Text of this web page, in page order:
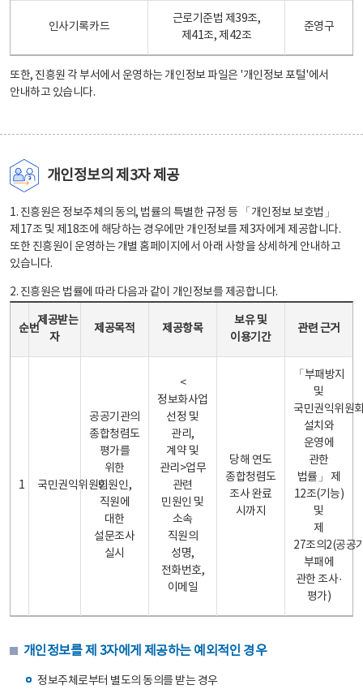
인사기록카드
근로기준법 제39조,
제41조, 제42조
준영구
또한, 진흥원 각 부서에서 운영하는 개인정보 파일은 '개인정보 포털'에서
안내하고 있습니다.
개인정보의 제3자 제공
1. 진흥원은 정보주체의 동의, 법률의 특별한 규정 등 「개인정보 보호법」
제17조 및 제18조에 해당하는 경우에만 개인정보를 제3자에게 제공합니다.
또한 진흥원이 운영하는 개별 홈페이지에서 아래 사항을 상세하게 안내하고
있습니다.
2. 진흥원은 법률에 따라 다음과 같이 개인정보를 제공합니다.
순번
제공받는
자
제공목적 제공항목
보유 및
이용기간
관련 근거
1 국민권익위원회
공공기관의
종합청렴도
평가를
위한
민원인,
직원에
대한
설문조사
실시
<
정보화사업
선정 및
관리,
계약 및
관리>업무
관련
민원인 및
소속
직원의
성명,
전화번호,
이메일
당해 연도
종합청렴도
조사 완료
시까지
「부패방지
및
국민권익위원
설치와
운영에
관한
법률」 제
12조(기능)
및
제
27조의2(공공
부패에
관한 조사·
평가)
개인정보를 제 3자에게 제공하는 예외적인 경우
정보주체로부터 별도의 동의를 받는 경우